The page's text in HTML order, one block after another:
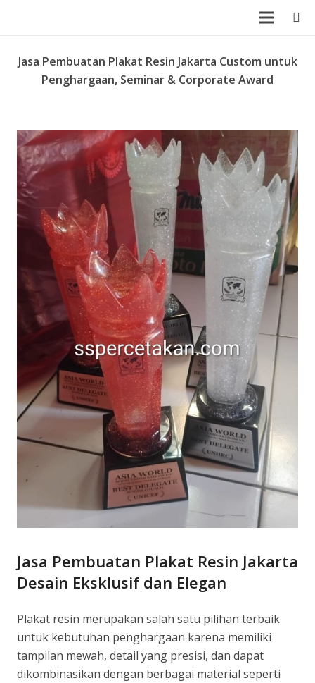
Jasa Pembuatan Plakat Resin Jakarta Custom untuk
Penghargaan, Seminar & Corporate Award
Jasa Pembuatan Plakat Resin Jakarta
Desain Eksklusif dan Elegan
Plakat resin merupakan salah satu pilihan terbaik
untuk kebutuhan penghargaan karena memiliki
tampilan mewah, detail yang presisi, dan dapat
dikombinasikan dengan berbagai material seperti